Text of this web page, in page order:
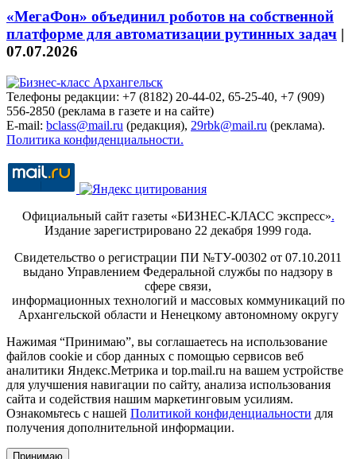
«МегаФон» объединил роботов на собственной
платформе для автоматизации рутинных задач |
07.07.2026
Телефоны редакции: +7 (8182) 20-44-02, 65-25-40, +7 (909)
556-2850 (реклама в газете и на сайте)
E-mail: bclass@mail.ru (редакция), 29rbk@mail.ru (реклама).
Политика конфиденциальности.
Официальный сайт газеты «БИЗНЕС-КЛАСС экспресс».
Издание зарегистрировано 22 декабря 1999 года.
Свидетельство о регистрации ПИ №ТУ-00302 от 07.10.2011
выдано Управлением Федеральной службы по надзору в
сфере связи,
информационных технологий и массовых коммуникаций по
Архангельской области и Ненецкому автономному округу
Нажимая “Принимаю”, вы соглашаетесь на использование
файлов cookie и сбор данных с помощью сервисов веб
аналитики Яндекс.Метрика и top.mail.ru на вашем устройстве
для улучшения навигации по сайту, анализа использования
сайта и содействия нашим маркетинговым усилиям.
Ознакомьтесь с нашей Политикой конфиденциальности для
получения дополнительной информации.
Принимаю